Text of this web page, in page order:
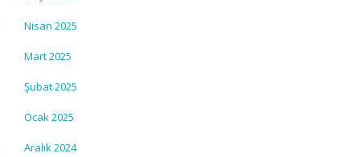
Nisan 2025
Mart 2025
Şubat 2025
Ocak 2025
Aralık 2024